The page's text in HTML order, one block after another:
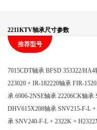
2211KTV轴承尺寸参数
推荐型号
7015CDT轴承 BFSD 353322/HA4
223020 + IR-182220轴承 FIR-
承 6906-2NSE轴承 22206CK轴承
DHV615X208轴承 SNV215-F-L
承 SNV240-F-L + 2322K +